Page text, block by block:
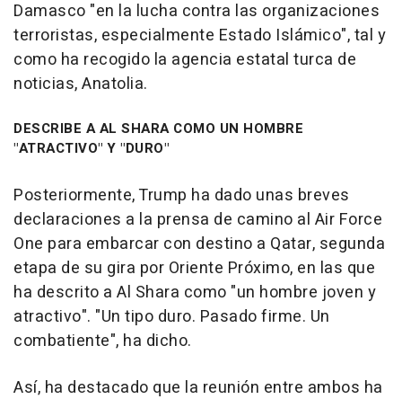
Damasco "en la lucha contra las organizaciones
terroristas, especialmente Estado Islámico", tal y
como ha recogido la agencia estatal turca de
noticias, Anatolia.
DESCRIBE A AL SHARA COMO UN HOMBRE
"ATRACTIVO" Y "DURO"
Posteriormente, Trump ha dado unas breves
declaraciones a la prensa de camino al Air Force
One para embarcar con destino a Qatar, segunda
etapa de su gira por Oriente Próximo, en las que
ha descrito a Al Shara como "un hombre joven y
atractivo". "Un tipo duro. Pasado firme. Un
combatiente", ha dicho.
Así, ha destacado que la reunión entre ambos ha